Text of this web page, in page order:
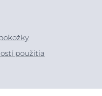
použitia